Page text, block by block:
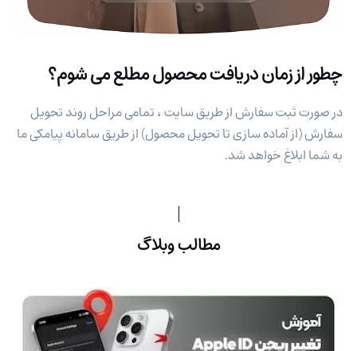
چطور از زمان دریافت محصول مطلع می شوم؟
در صورت ثبت سفارش از طریق سایت ، تمامی مراحل روند تحویل
سفارش (از آماده سازی تا تحویل محصول) از طریق سامانه پیامکی ما
به شما ابلاغ خواهد شد.
مطالب وبلاگ